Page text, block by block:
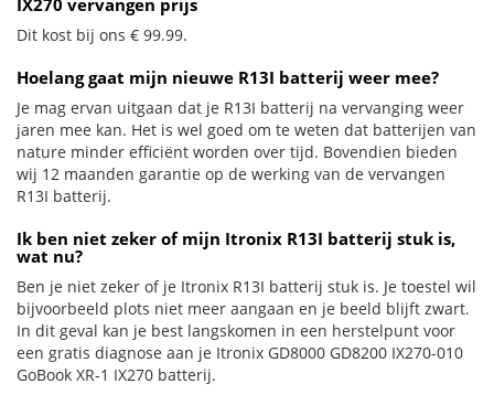
IX270 vervangen prijs
Dit kost bij ons € 99.99.
Hoelang gaat mijn nieuwe R13I batterij weer mee?
Je mag ervan uitgaan dat je R13I batterij na vervanging weer
jaren mee kan. Het is wel goed om te weten dat batterijen van
nature minder efficiënt worden over tijd. Bovendien bieden
wij 12 maanden garantie op de werking van de vervangen
R13I batterij.
Ik ben niet zeker of mijn Itronix R13I batterij stuk is,
wat nu?
Ben je niet zeker of je Itronix R13I batterij stuk is. Je toestel wil
bijvoorbeeld plots niet meer aangaan en je beeld blijft zwart.
In dit geval kan je best langskomen in een herstelpunt voor
een gratis diagnose aan je Itronix GD8000 GD8200 IX270-010
GoBook XR-1 IX270 batterij.